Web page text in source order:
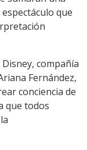
que
compañía
Fernández,
conciencia de
que todos